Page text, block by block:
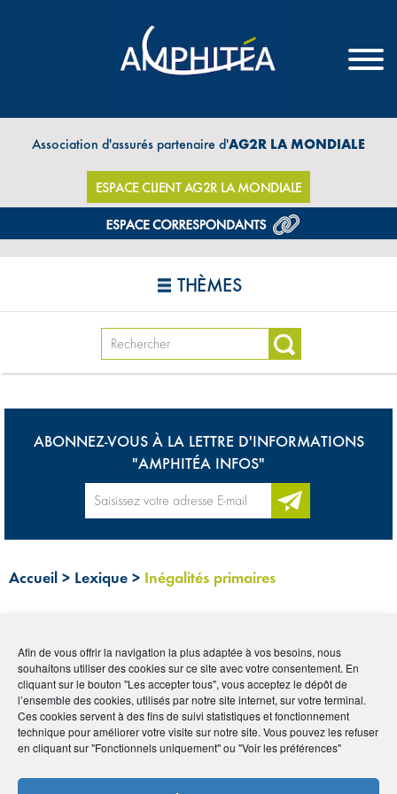
Afin de vous offrir la navigation la plus adaptée à vos besoins, nous
souhaitons utiliser des cookies sur ce site avec votre consentement. En
cliquant sur le bouton "Les accepter tous", vous acceptez le dépôt de
l’ensemble des cookies, utilisés par notre site internet, sur votre terminal.
Ces cookies servent à des fins de suivi statistiques et fonctionnement
technique pour améliorer votre visite sur notre site. Vous pouvez les refuser
en cliquant sur "Fonctionnels uniquement" ou "Voir les préférences"
Association d'assurés partenaire d'AG2R LA MONDIALE
ESPACE CLIENT AG2R LA MONDIALE
THÈMES
ABONNEZ-VOUS À LA LETTRE D'INFORMATIONS
"AMPHITÉA INFOS"
Accueil > Lexique > Inégalités primaires
J
K L M N O P Q R S T
U
V
W X Y Z
INÉGALITÉS